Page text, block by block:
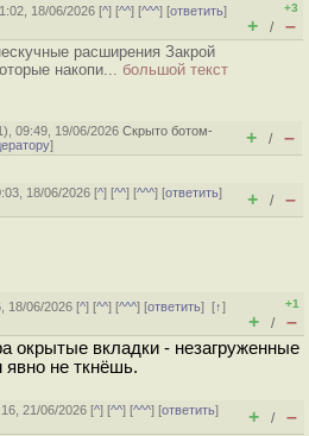
18/06/2026 [^] [^^] [^^^] [ответить]
+3
+ / –
расширения Закрой
накопи... большой текст
), 09:49, 19/06/2026Скрыто ботом-
] + / –
18/06/2026 [^] [^^] [^^^] [ответить]
+ / –
18/06/2026 [^] [^^] [^^^] [ответить][↑]
+1
+ / –
окрытые вкладки - незагруженные
явно не ткнёшь.
21/06/2026 [^] [^^] [^^^] [ответить]
+ / –